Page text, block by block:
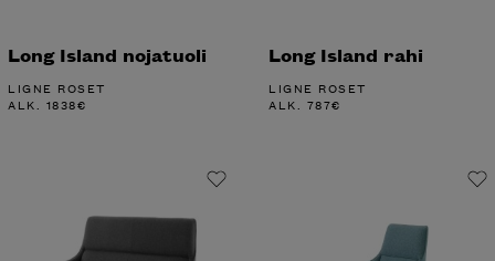
Long Island nojatuoli
LIGNE ROSET
ALK. 1838€
Long Island rahi
LIGNE ROSET
ALK. 787€